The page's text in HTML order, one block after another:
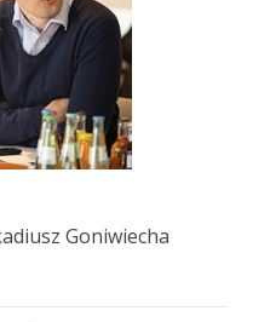
Goniwiecha